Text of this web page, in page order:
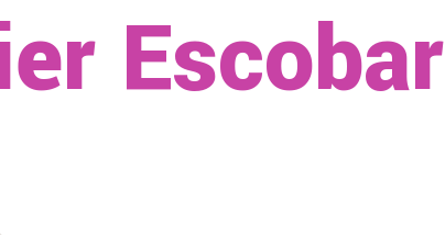
Escobar